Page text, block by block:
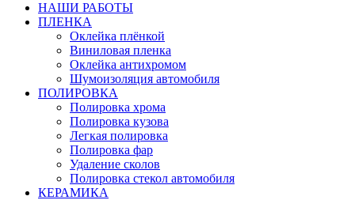
НАШИ РАБОТЫ
ПЛЕНКА
Оклейка плёнкой
Виниловая пленка
Оклейка антихромом
Шумоизоляция автомобиля
ПОЛИРОВКА
Полировка хрома
Полировка кузова
Легкая полировка
Полировка фар
Удаление сколов
Полировка стекол автомобиля
КЕРАМИКА